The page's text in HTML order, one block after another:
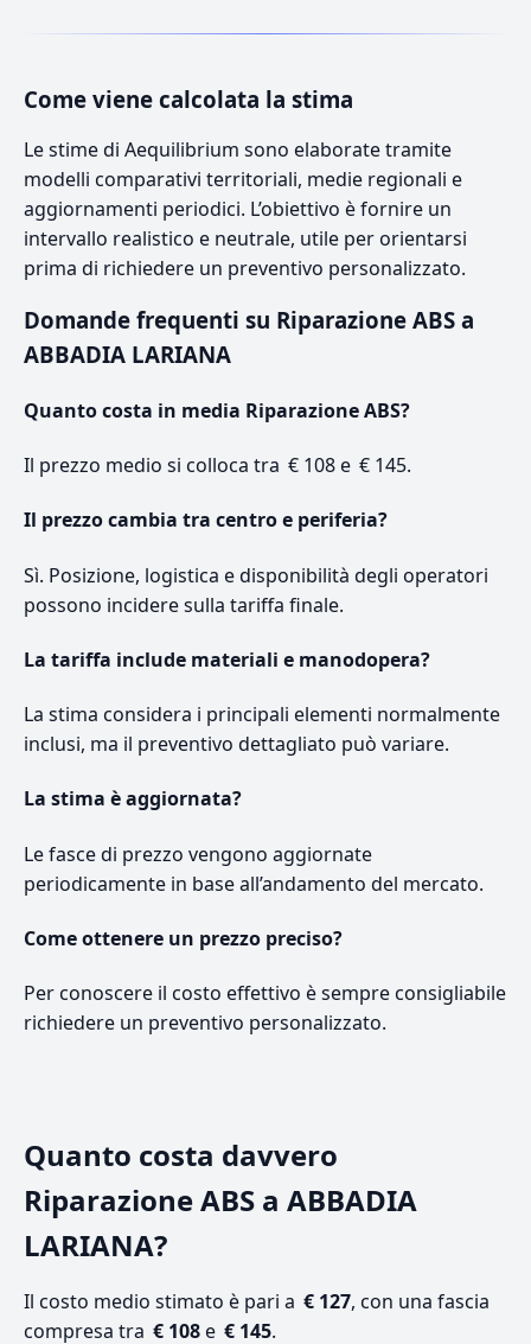
Come viene calcolata la stima
Le stime di Aequilibrium sono elaborate tramite
modelli comparativi territoriali, medie regionali e
aggiornamenti periodici. L’obiettivo è fornire un
intervallo realistico e neutrale, utile per orientarsi
prima di richiedere un preventivo personalizzato.
Domande frequenti su Riparazione ABS a
ABBADIA LARIANA
Quanto costa in media Riparazione ABS?
Il prezzo medio si colloca tra € 108 e € 145.
Il prezzo cambia tra centro e periferia?
Sì. Posizione, logistica e disponibilità degli operatori
possono incidere sulla tariffa finale.
La tariffa include materiali e manodopera?
La stima considera i principali elementi normalmente
inclusi, ma il preventivo dettagliato può variare.
La stima è aggiornata?
Le fasce di prezzo vengono aggiornate
periodicamente in base all’andamento del mercato.
Come ottenere un prezzo preciso?
Per conoscere il costo effettivo è sempre consigliabile
richiedere un preventivo personalizzato.
Quanto costa davvero
Riparazione ABS a ABBADIA
LARIANA?
Il costo medio stimato è pari a € 127, con una fascia
compresa tra € 108e € 145.